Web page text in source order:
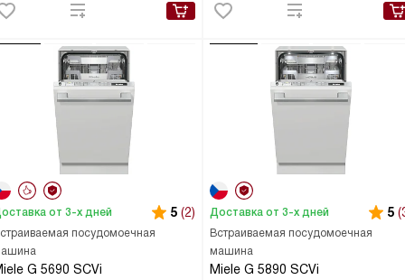
посудомоечная
G 5690 SCVi
от 3-х дней 5 (2)
Встраиваемая посудомоечная
машина
Miele G 5890 SCVi
Доставка от 3-х дней 5